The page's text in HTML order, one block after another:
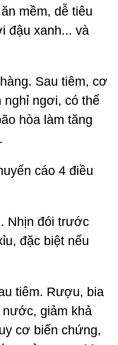
mềm, dễ tiêu
đậu xanh... và
Sau tiêm, cơ
nghỉ ngơi, có thể
hòa làm tăng
cáo 4 điều
Nhịn đói trước
đặc biệt nếu
tiêm. Rượu, bia
nước, giảm khả
cơ biến chứng,